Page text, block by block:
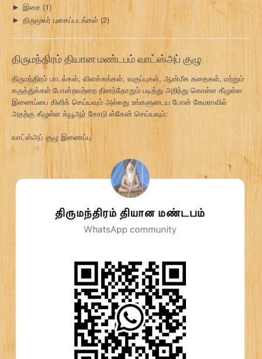
► இசை (1)
► திருமூலர் புகைப்படங்கள் (2)
திருமந்திரம் தியான மண்டபம் வாட்ஸ்அப் குழு:
திருமந்திரம் பாடல்கள், விளக்கங்கள், வகுப்புகள், ஆன்மீக கதைகள், மற்றும்
கருத்துக்கள் போன்றவற்றை தினந்தோறும் படித்து அறிந்து கொள்ள கீழுள்ள
இணைப்பை கிளிக் செய்யவும் அல்லது உங்களுடைய போன் கேமராவில்
அதற்கு கீழுள்ள க்யூஆர் கோடு ஸ்கேன் செய்யவும்:
வாட்ஸ்அப் குழு இணைப்பு